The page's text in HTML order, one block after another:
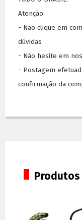
Atenção:
- Não clique em
dúvidas
- Não hesite em
- Postagem
confirmação da
Produtos